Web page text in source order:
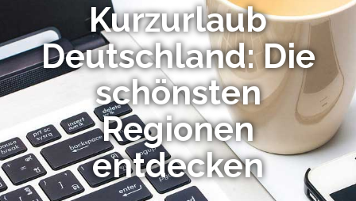
Kurzurlaub
Deutschland: Die
schönsten
Regionen
entdecken